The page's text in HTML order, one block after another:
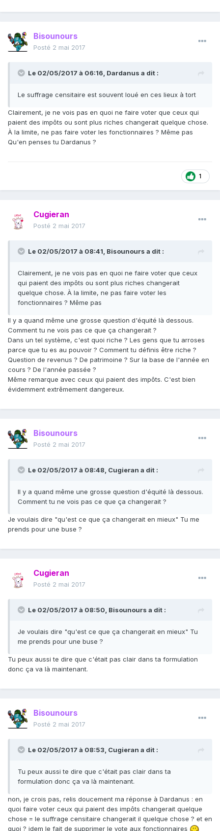
Bisounours
Posté 2 mai 2017
Le 02/05/2017 à 06:16, Dardanus a dit :
Le suffrage censitaire est souvent loué en ces lieux à tort
Clairement, je ne vois pas en quoi ne faire voter que ceux qui
paient des impôts ou sont plus riches changerait quelque chose.
À la limite, ne pas faire voter les fonctionnaires ? Même pas
Qu'en penses tu Dardanus ?
1
Cugieran
Posté 2 mai 2017
Le 02/05/2017 à 08:41, Bisounours a dit :
Clairement, je ne vois pas en quoi ne faire voter que ceux
qui paient des impôts ou sont plus riches changerait
quelque chose. À la limite, ne pas faire voter les
fonctionnaires ? Même pas
Il y a quand même une grosse question d'équité là dessous.
Comment tu ne vois pas ce que ça changerait ?
Dans un tel système, c'est quoi riche ? Les gens que tu arroses
parce que tu es au pouvoir ? Comment tu définis être riche ?
Question de revenus ? De patrimoine ? Sur la base de l'année en
cours ? De l'année passée ?
Même remarque avec ceux qui paient des impôts. C'est bien
évidemment extrêmement dangereux.
Bisounours
Posté 2 mai 2017
Le 02/05/2017 à 08:48, Cugieran a dit :
Il y a quand même une grosse question d'équité là dessous.
Comment tu ne vois pas ce que ça changerait ?
Je voulais dire "qu'est ce que ça changerait en mieux" Tu me
prends pour une buse ?
Cugieran
Posté 2 mai 2017
Le 02/05/2017 à 08:50, Bisounours a dit :
Je voulais dire "qu'est ce que ça changerait en mieux" Tu
me prends pour une buse ?
Tu peux aussi te dire que c'était pas clair dans ta formulation
donc ça va là maintenant.
Bisounours
Posté 2 mai 2017
Le 02/05/2017 à 08:53, Cugieran a dit :
Tu peux aussi te dire que c'était pas clair dans ta
formulation donc ça va là maintenant.
non, je crois pas, relis doucement ma réponse à Dardanus : en
quoi faire voter ceux qui paient des impôts changerait quelque
chose = le suffrage censitaire changerait il quelque chose ? et en
quoi ? idem le fait de supprimer le vote aux fonctionnaires